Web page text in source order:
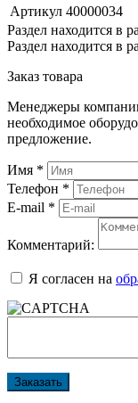
Артикул 40000034
Раздел находится в
Раздел находится в
Заказ товара
Менеджеры
необходимое
предложение.
Имя *
Телефон *
E-mail *
Комментарий:
Я согласен на
Заказать